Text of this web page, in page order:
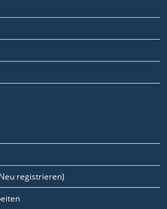
registrieren)